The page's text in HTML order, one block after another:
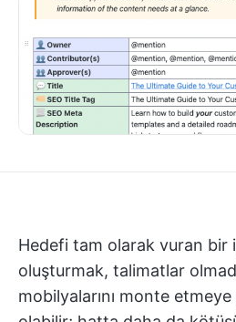
Hedefi tam olarak vuran bir
oluşturmak, talimatlar
mobilyalarını monte etmeye